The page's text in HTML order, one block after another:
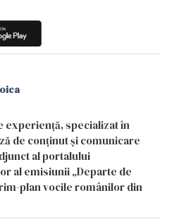
experiență, specializat în
de conținut și comunicare
al portalului
al emisiunii „Departe de
plan vocile românilor din